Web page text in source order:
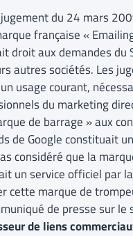
du 24 mars
française «
droit aux demandes du
autres sociétés. Les
usage courant,
du marketing
de barrage » aux
de Google constituait
considéré que la
un service officiel par
cette marque de
de presse sur le
de liens